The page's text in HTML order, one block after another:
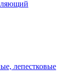
лепестковые